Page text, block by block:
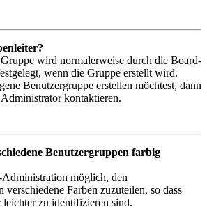
wird normalerweise durch die Board-
wenn die Gruppe erstellt wird.
Benutzergruppe erstellen möchtest, dann
kontaktieren.
Benutzergruppen farbig
möglich, den
verschiedene Farben zuzuteilen, so dass
zu identifizieren sind.